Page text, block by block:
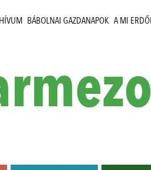
BÁBOLNAI GAZDANAPOK A MI